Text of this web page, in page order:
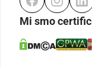
Mi smo